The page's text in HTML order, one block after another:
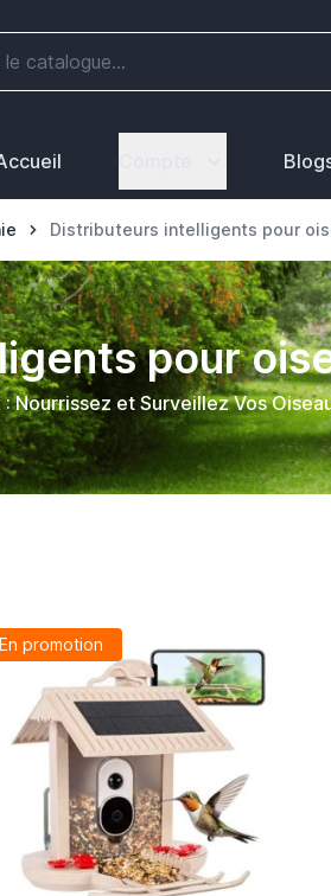
Distributeurs intelligents pour
pour
Nourrissez et Surveillez Vos
En promotion